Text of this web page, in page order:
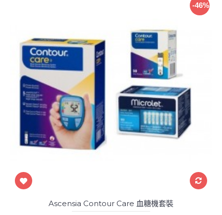
-46%
Ascensia Contour Care 血糖機套裝